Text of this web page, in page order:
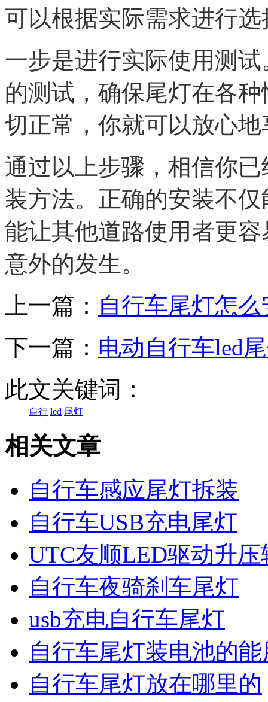
可以根据实际需求进行选
一步是进行实际使用测
的测试，确保尾灯在各
切正常，你就可以放心
通过以上步骤，相信你
装方法。正确的安装不
能让其他道路使用者更
意外的发生。
上一篇： 自行车尾灯怎
下一篇： 电动自行车led
此文关键词：
自行 led 尾灯
相关文章
自行车感应尾灯拆装
自行车USB充电尾灯
UTC友顺LED驱动升压
自行车夜骑刹车尾灯
usb充电自行车尾灯
自行车尾灯装电池的
自行车尾灯放在哪里的